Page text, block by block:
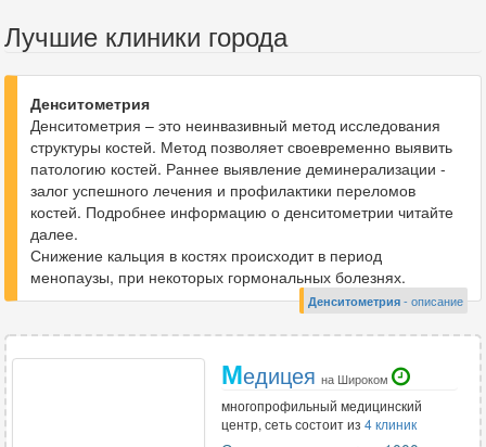
Лучшие клиники города
Денситометрия
Денситометрия – это неинвазивный метод исследования
структуры костей. Метод позволяет своевременно выявить
патологию костей. Раннее выявление деминерализации -
залог успешного лечения и профилактики переломов
костей. Подробнее информацию о денситометрии читайте
далее.
Снижение кальция в костях происходит в период
менопаузы, при некоторых гормональных болезнях.
Денситометрия- описание
Медицея на Широком
многопрофильный медицинский
центр, сеть состоит из 4 клиник